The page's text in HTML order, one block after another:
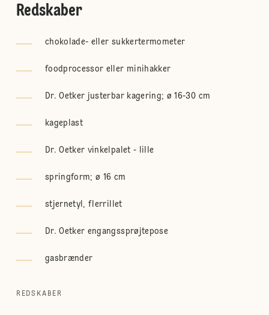
Redskaber
chokolade- eller sukkertermometer
foodprocessor eller minihakker
Dr. Oetker justerbar kagering; ø 16-30 cm
kageplast
Dr. Oetker vinkelpalet - lille
springform; ø 16 cm
stjernetyl, flerrillet
Dr. Oetker engangssprøjtepose
gasbrænder
REDSKABER